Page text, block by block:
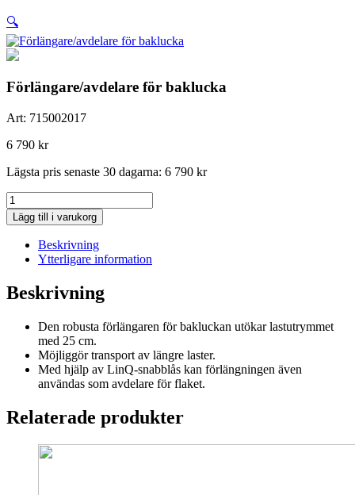
🔍
Förlängare/avdelare för baklucka
Art: 715002017
6 790 kr
Lägsta pris senaste 30 dagarna: 6 790 kr
Förlängare/avdelare
för
baklucka
mängd
Lägg till i varukorg
Beskrivning
Ytterligare information
Beskrivning
Den robusta förlängaren för bakluckan utökar lastutrymmet
med 25 cm.
Möjliggör transport av längre laster.
Med hjälp av LinQ-snabblås kan förlängningen även
användas som avdelare för flaket.
Relaterade produkter